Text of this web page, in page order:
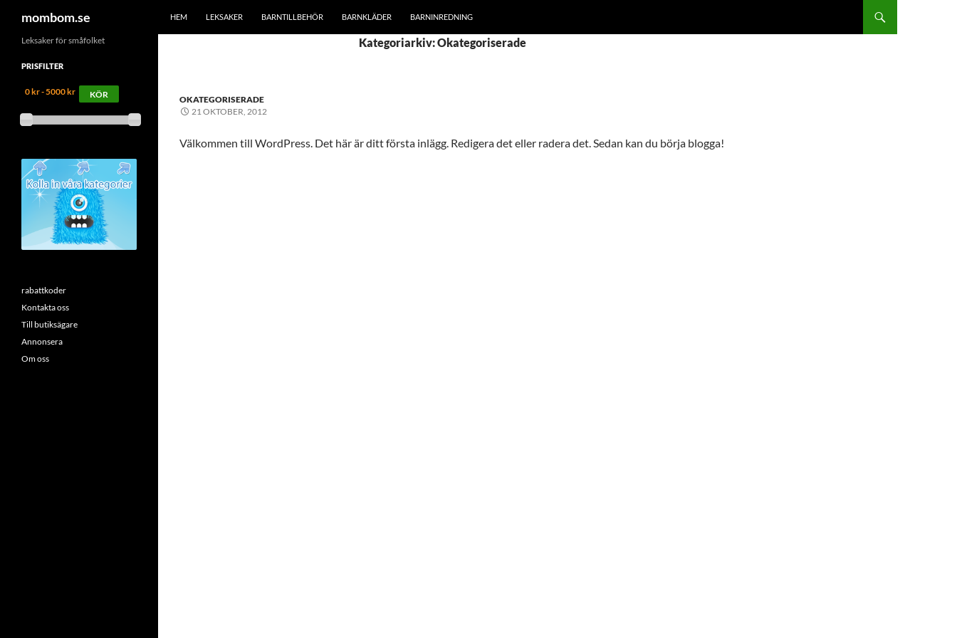
mombom.se
HEM
LEKSAKER BARNTILLBEHÖR BARNKLÄDER BARNINREDNING
Kategoriarkiv: Okategoriserade
OKATEGORISERADE
21 OKTOBER, 2012
Välkommen till WordPress. Det här är ditt första inlägg. Redigera det eller radera det. Sedan kan du börja blogga!
Leksaker för småfolket
PRISFILTER
0 kr - 5000 kr
rabattkoder
Kontakta oss
Till butiksägare
Annonsera
Om oss